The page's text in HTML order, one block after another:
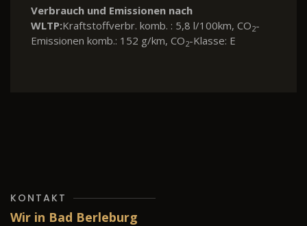
Verbrauch und Emissionen nach
WLTP:Kraftstoffverbr. komb. : 5,8 l/100km, CO2-
Emissionen komb.: 152 g/km, CO2-Klasse: E
KONTAKT
Wir in Bad Berleburg